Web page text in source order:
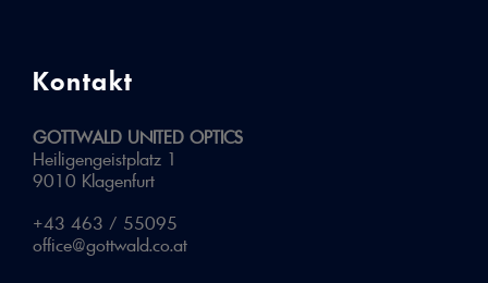
Kontakt
GOTTWALD UNITED OPTICS
Heiligengeistplatz 1
9010 Klagenfurt
+43 463 / 55095
office@gottwald.co.at